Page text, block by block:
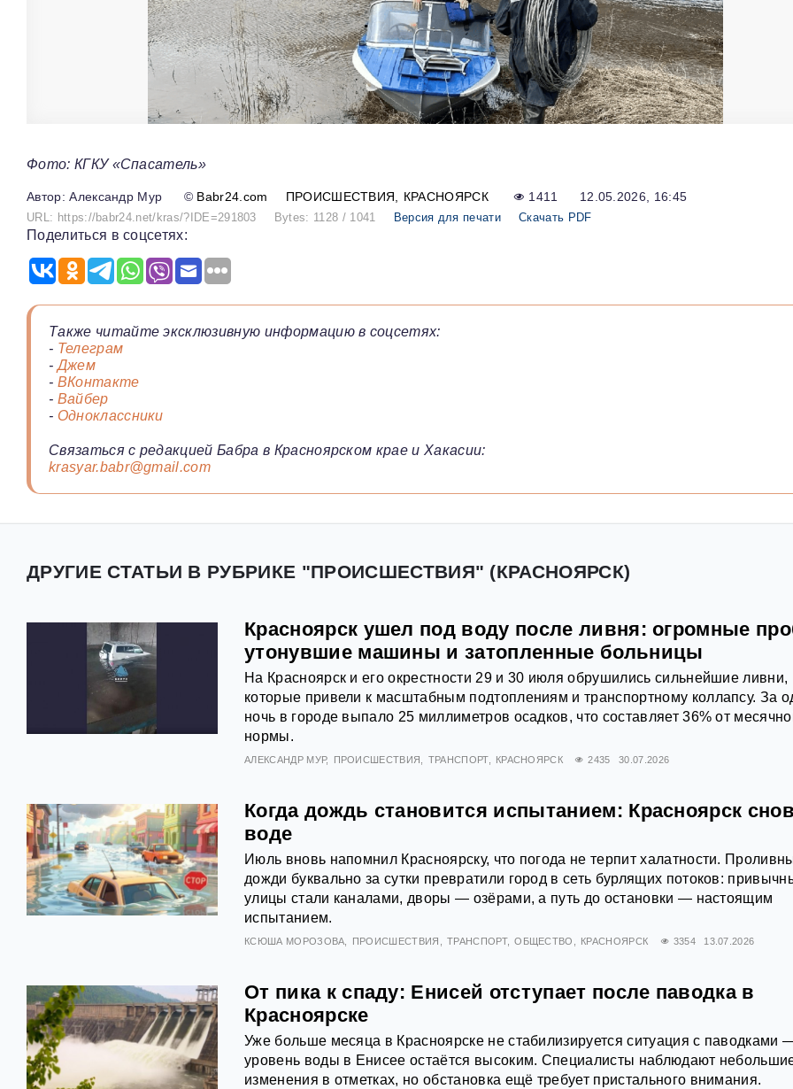
Фото: КГКУ «Спасатель»
Александр Мур © Babr24.com ПРОИСШЕСТВИЯ КРАСНОЯРСК 1411 12.05.2026, 16:45
URL: https://babr24.net/kras/?IDE=291803 Bytes: 1128 / 1041 Версия для печати Скачать PDF
Поделиться в соцсетях:
Также читайте эксклюзивную информацию в соцсетях:
- Телеграм
-Джем
- ВКонтакте
- Вайбер
- Одноклассники
Связаться с редакцией Бабра в Красноярском крае и Хакасии:
krasyar.babr@gmail.com
ДРУГИЕ СТАТЬИ В РУБРИКЕ "ПРОИСШЕСТВИЯ" (КРАСНОЯРСК)
Красноярск ушел под воду после ливня: огромные
утонувшие машины и затопленные больницы
На Красноярск и его окрестности 29 и 30 июля обрушились сильнейшие ливни,
которые привели к масштабным подтоплениям и транспортному коллапсу. За
ночь в городе выпало 25 миллиметров осадков, что составляет 36% от
нормы.
АЛЕКСАНДР МУР ПРОИСШЕСТВИЯ ТРАНСПОРТ КРАСНОЯРСК 2435 30.07.2026
Когда дождь становится испытанием: Красноярск
воде
Июль вновь напомнил Красноярску, что погода не терпит халатности.
дожди буквально за сутки превратили город в сеть бурлящих потоков:
улицы стали каналами, дворы — озёрами, а путь до остановки — настоящим
испытанием.
КСЮША МОРОЗОВА ПРОИСШЕСТВИЯ ТРАНСПОРТ ОБЩЕСТВО КРАСНОЯРСК 3354 13.07.2026
От пика к спаду: Енисей отступает после паводка в
Красноярске
Уже больше месяца в Красноярске не стабилизируется ситуация с паводками
уровень воды в Енисее остаётся высоким. Специалисты наблюдают
изменения в отметках, но обстановка ещё требует пристального внимания.